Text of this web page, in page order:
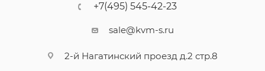
+7(495) 545-42-23
sale@kvm-s.ru
2-й Нагатинский проезд д.2 стр.8